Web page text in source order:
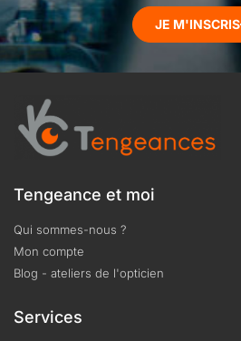
JE M'INSCRIS
Tengeance et moi
Qui sommes-nous ?
Mon compte
Blog - ateliers de l'opticien
Services